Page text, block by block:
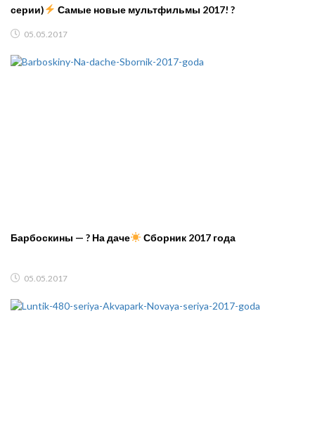
серии)
Самые новые мультфильмы 2017! ?
05.05.2017
Барбоскины — ? На даче Сборник 2017 года
05.05.2017